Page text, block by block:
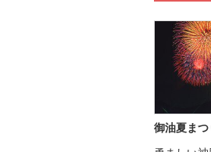
御油夏まつ